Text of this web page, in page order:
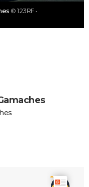
© 123RF -